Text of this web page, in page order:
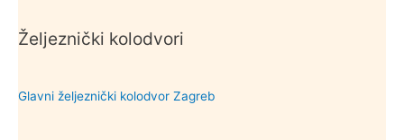
Željeznički kolodvori
Glavni željeznički kolodvor Zagreb